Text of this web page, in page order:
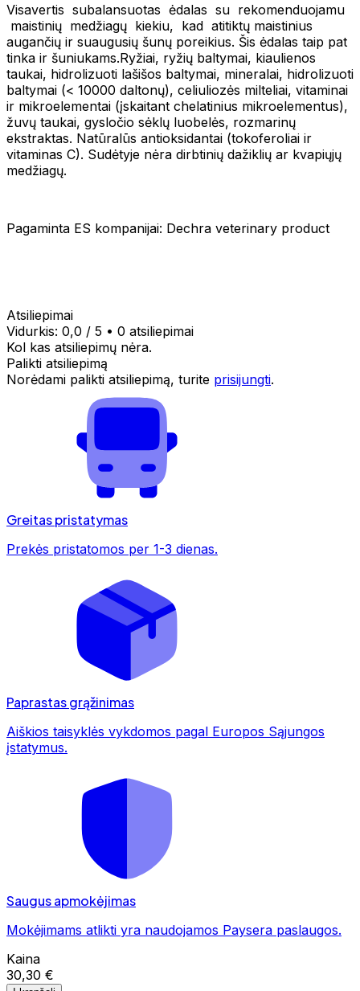
Visavertis subalansuotas ėdalas su rekomenduojamu
maistinių medžiagų kiekiu, kad atitiktų maistinius
augančių ir suaugusių šunų poreikius. Šis ėdalas taip pat
tinka ir šuniukams.Ryžiai, ryžių baltymai, kiaulienos
taukai, hidrolizuoti lašišos baltymai, mineralai, hidrolizuoti
baltymai (< 10000 daltonų), celiuliozės milteliai, vitaminai
ir mikroelementai (įskaitant chelatinius mikroelementus),
žuvų taukai, gysločio sėklų luobelės, rozmarinų
ekstraktas. Natūralūs antioksidantai (tokoferoliai ir
vitaminas C). Sudėtyje nėra dirbtinių dažiklių ar kvapiųjų
medžiagų.
Pagaminta ES kompanijai: Dechra veterinary product
Atsiliepimai
Vidurkis: 0,0 / 5 • 0 atsiliepimai
Kol kas atsiliepimų nėra.
Palikti atsiliepimą
Norėdami palikti atsiliepimą, turite prisijungti.
Greitas pristatymas
Prekės pristatomos per 1-3 dienas.
Paprastas grąžinimas
Aiškios taisyklės vykdomos pagal Europos Sąjungos
įstatymus.
Saugus apmokėjimas
Mokėjimams atlikti yra naudojamos Paysera paslaugos.
Kaina
30,30 €